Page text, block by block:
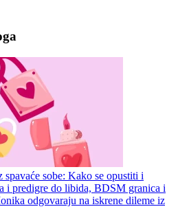
spavaće sobe: Kako se opustiti i
i predigre do libida, BDSM granica i
odgovaraju na iskrene dileme iz